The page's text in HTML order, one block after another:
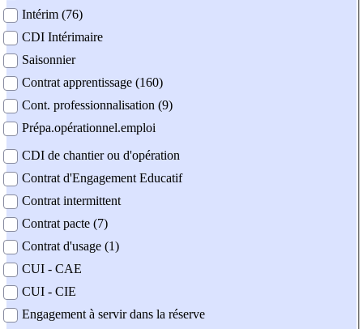
Intérim (76)
CDI Intérimaire
Saisonnier
Contrat apprentissage (160)
Cont. professionnalisation (9)
Prépa.opérationnel.emploi
CDI de chantier ou d'opération
Contrat d'Engagement Educatif
Contrat intermittent
Contrat pacte (7)
Contrat d'usage (1)
CUI - CAE
CUI - CIE
Engagement à servir dans la réserve